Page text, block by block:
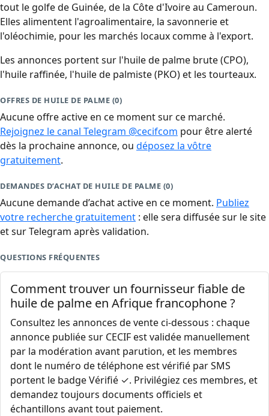
tout le golfe de Guinée, de la Côte d'Ivoire au Cameroun.
Elles alimentent l'agroalimentaire, la savonnerie et
l'oléochimie, pour les marchés locaux comme à l'export.
Les annonces portent sur l'huile de palme brute (CPO),
l'huile raffinée, l'huile de palmiste (PKO) et les tourteaux.
OFFRES DE HUILE DE PALME (0)
Aucune offre active en ce moment sur ce marché.
Rejoignez le canal Telegram @cecifcom pour être alerté
dès la prochaine annonce, ou déposez la vôtre
gratuitement.
DEMANDES D’ACHAT DE HUILE DE PALME (0)
Aucune demande d’achat active en ce moment. Publiez
votre recherche gratuitement : elle sera diffusée sur le site
et sur Telegram après validation.
QUESTIONS FRÉQUENTES
Comment trouver un fournisseur fiable de
huile de palme en Afrique francophone ?
Consultez les annonces de vente ci-dessous : chaque
annonce publiée sur CECIF est validée manuellement
par la modération avant parution, et les membres
dont le numéro de téléphone est vérifié par SMS
portent le badge Vérifié ✓. Privilégiez ces membres, et
demandez toujours documents officiels et
échantillons avant tout paiement.